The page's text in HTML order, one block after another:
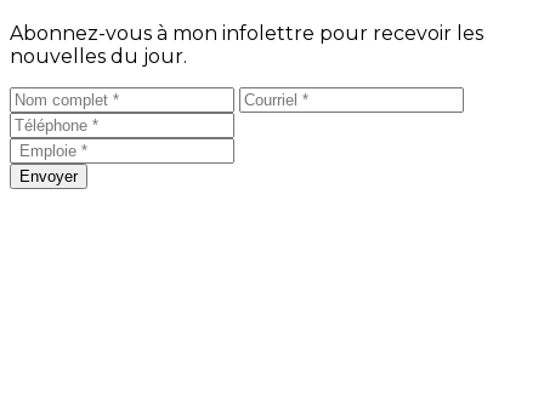
Abonnez-vous à mon infolettre pour recevoir les
nouvelles du jour.
Envoyer